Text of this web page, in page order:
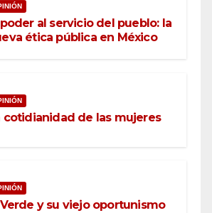
poder al servicio del pueblo: la
ética pública en México
cotidianidad de las mujeres
Verde y su viejo oportunismo